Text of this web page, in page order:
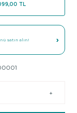
TL
satın alın! ›
+